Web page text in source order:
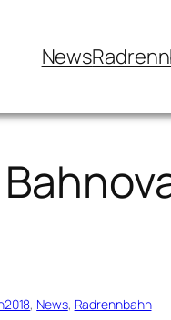
News
, News, Radrennbahn